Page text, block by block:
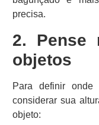
precisa.
2. Pense
objetos
Para definir
considerar sua
objeto: